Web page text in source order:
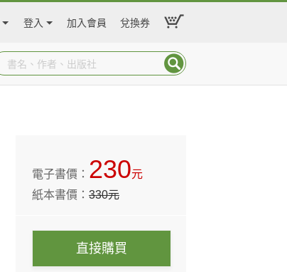
登入 加入會員 兌換券
電子書價： 230元
紙本書價：330元
直接購買